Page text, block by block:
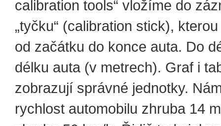
calibration tools“ vložíme do
„tyčku“ (calibration stick),
od začátku do konce auta. Do
délku auta (v metrech). Graf i
zobrazují správné jednotky.
rychlost automobilu zhruba 14